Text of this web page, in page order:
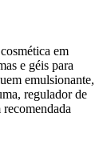
em
e géis para
emulsionante,
regulador de